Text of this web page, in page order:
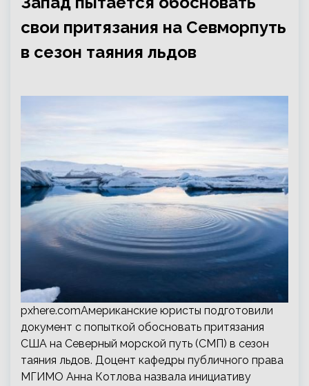
свои притязания на Севморпуть
в сезон таяния льдов
pxhere.comАмериканские юристы подготовили
документ с попыткой обосновать притязания
США на Северный морской путь (СМП) в сезон
таяния льдов. Доцент кафедры публичного права
МГИМО Анна Котлова назвала инициативу